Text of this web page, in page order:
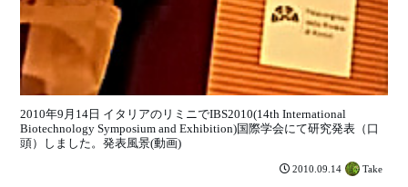
2010年9月14日 イタリアのリミニでIBS2010(14th International
Biotechnology Symposium and Exhibition)国際学会にて研究発表（口
頭）しました。発表風景(動画)
2010.09.14 Take